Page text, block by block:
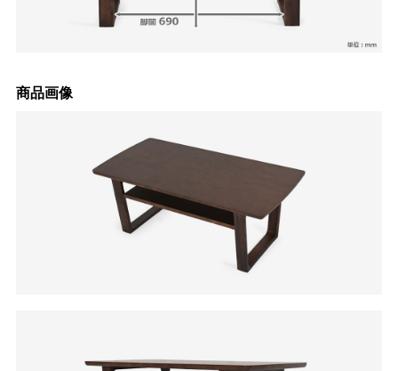
商品画像